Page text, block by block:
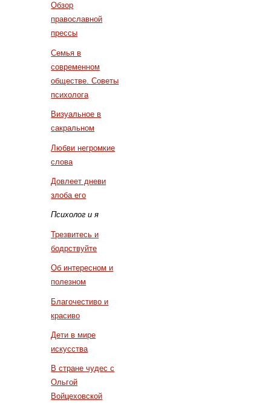
Обзор
православной
прессы
Семья в
современном
обществе. Советы
психолога
Визуальное в
сакральном
Любви негромкие
слова
Довлеет дневи
злоба его
Психолог и я
Трезвитесь и
бодрствуйте
Об интересном и
полезном
Благочестиво и
красиво
Дети в мире
искусства
В стране чудес с
Ольгой
Войцеховской